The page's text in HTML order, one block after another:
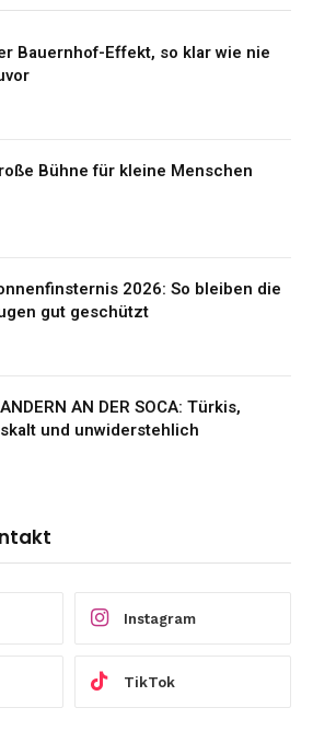
Bauernhof-Effekt, so klar wie nie
Bühne für kleine Menschen
2026: So bleiben die
gut geschützt
AN DER SOCA: Türkis,
und unwiderstehlich
Instagram
TikTok